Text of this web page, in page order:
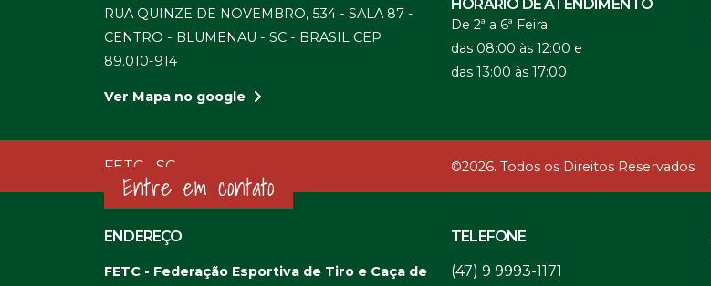
RUA QUINZE DE NOVEMBRO, 534 - SALA 87 -
CENTRO - BLUMENAU - SC - BRASIL CEP
89.010-914
Ver Mapa no google
HORÁRIO DE ATENDIMENTO
De 2ª a 6ª Feira
das 08:00 às 12:00 e
das 13:00 às 17:00
FETC - SC ©2026. Todos os Direitos Reservados
Entre em contato
ENDEREÇO
FETC - Federação Esportiva de Tiro e Caça de
TELEFONE
(47) 9 9993-1171